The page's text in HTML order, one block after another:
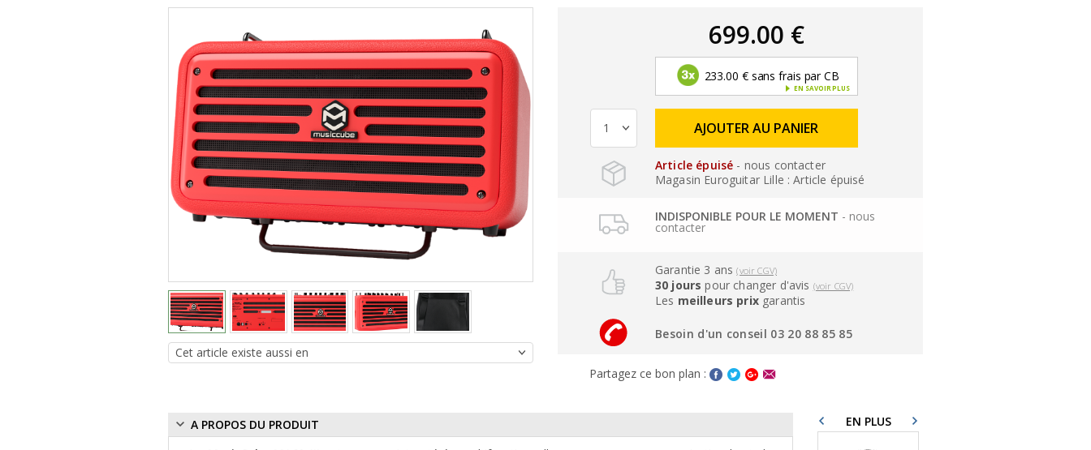
699.00 €
233.00 € sans frais par CB
EN SAVOIR PLUS
AJOUTER AU PANIER
Article épuisé - nous contacter
Magasin Euroguitar Lille : Article épuisé
INDISPONIBLE POUR LE MOMENT - nous
contacter
Garantie 3 ans(voir CGV)
30 jours pour changer d'avis (voir CGV)
Les meilleurs prix garantis
Besoin d'un conseil 03 20 88 85 85
Partagez ce bon plan :
A PROPOS DU PRODUIT
EN PLUS